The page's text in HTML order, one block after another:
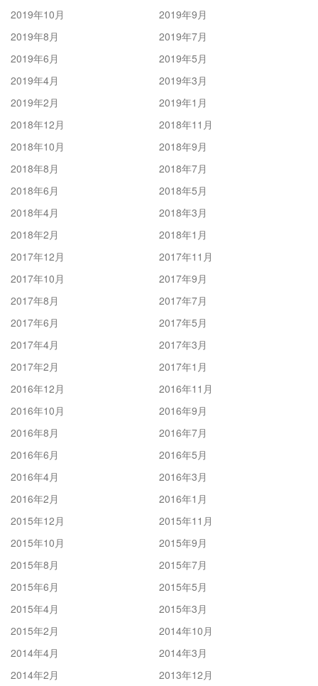
2019年10月
2019年9月
2019年8月
2019年7月
2019年6月
2019年5月
2019年4月
2019年3月
2019年2月
2019年1月
2018年12月
2018年11月
2018年10月
2018年9月
2018年8月
2018年7月
2018年6月
2018年5月
2018年4月
2018年3月
2018年2月
2018年1月
2017年12月
2017年11月
2017年10月
2017年9月
2017年8月
2017年7月
2017年6月
2017年5月
2017年4月
2017年3月
2017年2月
2017年1月
2016年12月
2016年11月
2016年10月
2016年9月
2016年8月
2016年7月
2016年6月
2016年5月
2016年4月
2016年3月
2016年2月
2016年1月
2015年12月
2015年11月
2015年10月
2015年9月
2015年8月
2015年7月
2015年6月
2015年5月
2015年4月
2015年3月
2015年2月
2014年10月
2014年4月
2014年3月
2014年2月
2013年12月